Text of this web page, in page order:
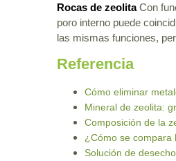
Rocas de zeolitaCon
poro interno puede
las mismas funciones,
Referencia
Cómo eliminar
Mineral de zeolita:
Composición de la
¿Cómo se compara
Solución de